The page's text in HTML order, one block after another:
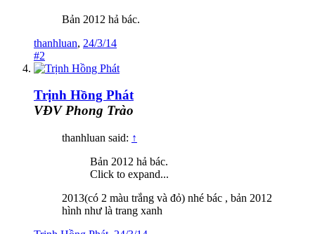
Bản 2012 hả bác.
thanhluan, 24/3/14
#2
Trịnh Hồng Phát
VĐV Phong Trào
thanhluan said: ↑
Bản 2012 hả bác.
Click to expand...
2013(có 2 màu trắng và đỏ) nhé bác , bản 2012
hình như là trang xanh